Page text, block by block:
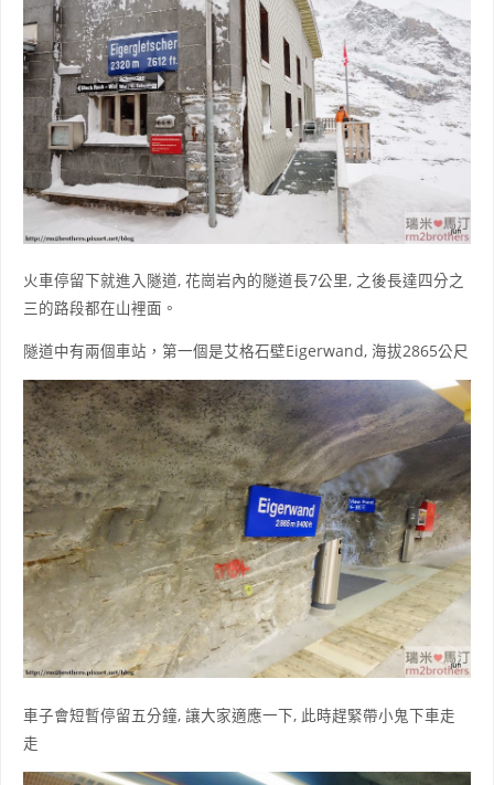
火車停留下就進入隧道, 花崗岩內的隧道長7公里, 之後長達四分之
三的路段都在山裡面。
隧道中有兩個車站，第一個是艾格石壁Eigerwand, 海拔2865公尺
車子會短暫停留五分鐘, 讓大家適應一下, 此時趕緊帶小鬼下車走
走